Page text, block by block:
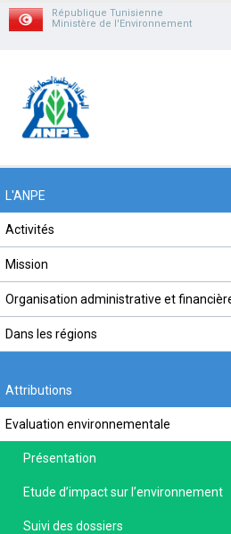
République Tunisienne
Ministère de l'Environnement
L'ANPE
Activités
Mission
Organisation administrative et
Dans les régions
Attributions
Evaluation environnementale
Présentation
Etude d’impact sur l’environnement
Suivi des dossiers